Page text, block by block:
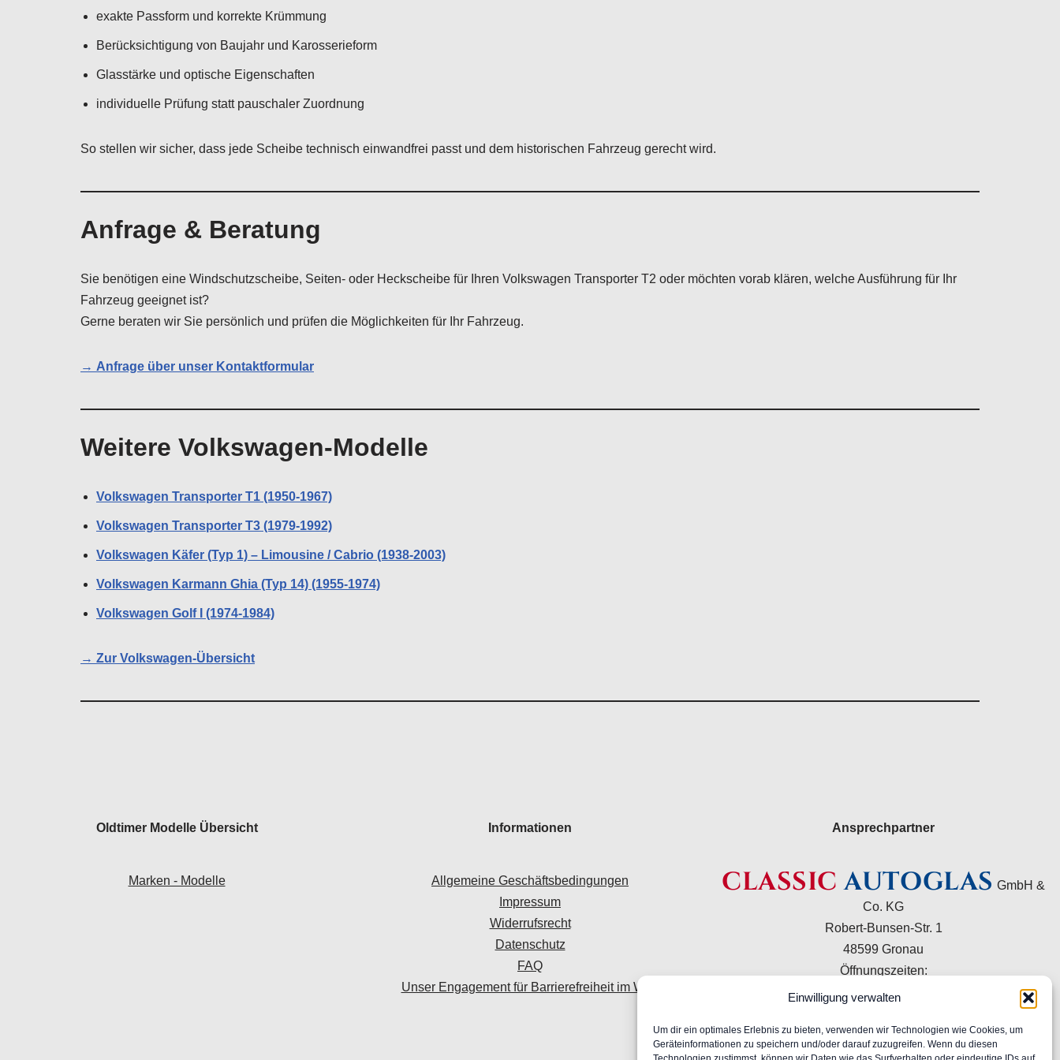
Einwilligung verwalten
Um dir ein optimales Erlebnis zu bieten, verwenden wir Technologien wie Cookies, um
Geräteinformationen zu speichern und/oder darauf zuzugreifen. Wenn du diesen
exakte Passform und korrekte Krümmung
Berücksichtigung von Baujahr und Karosserieform
Glasstärke und optische Eigenschaften
individuelle Prüfung statt pauschaler Zuordnung
So stellen wir sicher, dass jede Scheibe technisch einwandfrei passt und dem historischen Fahrzeug gerecht wird.
Anfrage & Beratung
Sie benötigen eine Windschutzscheibe, Seiten- oder Heckscheibe für Ihren Volkswagen Transporter T2 oder möchten vorab klären, welche Ausführung für Ihr
Fahrzeug geeignet ist?
Gerne beraten wir Sie persönlich und prüfen die Möglichkeiten für Ihr Fahrzeug.
→ Anfrage über unser Kontaktformular
Weitere Volkswagen-Modelle
Volkswagen Transporter T1 (1950-1967)
Volkswagen Transporter T3 (1979-1992)
Volkswagen Käfer (Typ 1) – Limousine / Cabrio (1938-2003)
Volkswagen Karmann Ghia (Typ 14) (1955-1974)
Volkswagen Golf I (1974-1984)
→ Zur Volkswagen-Übersicht
Oldtimer Modelle Übersicht
Marken - Modelle
Informationen
Allgemeine Geschäftsbedingungen
Impressum
Widerrufsrecht
Datenschutz
FAQ
Unser Engagement für Barrierefreiheit im Web
Ansprechpartner
CLASSIC AUTOGLAS GmbH &
Co. KG
Robert-Bunsen-Str. 1
48599 Gronau
Öffnungszeiten:
Mo–Do 09:00–16:00 Uhr
+49 2562 9949120
info@classic-autoglas.de